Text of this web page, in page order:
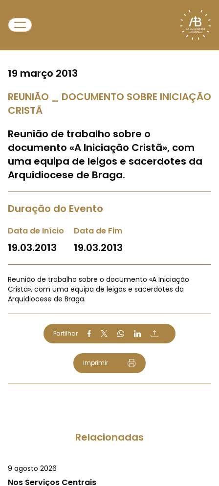
19 março 2013
REUNIÃO _ DOCUMENTO SOBRE INICIAÇÃO
CRISTÃ
Reunião de trabalho sobre o
documento «A Iniciação Cristã», com
uma equipa de leigos e sacerdotes da
Arquidiocese de Braga.
Duração do Evento
Data de Início
19.03.2013
Data de Fim
19.03.2013
Reunião de trabalho sobre o documento «A Iniciação
Cristã», com uma equipa de leigos e sacerdotes da
Arquidiocese de Braga.
Partilhar
Imprimir
Relacionadas
9 agosto 2026
Nos Serviços Centrais